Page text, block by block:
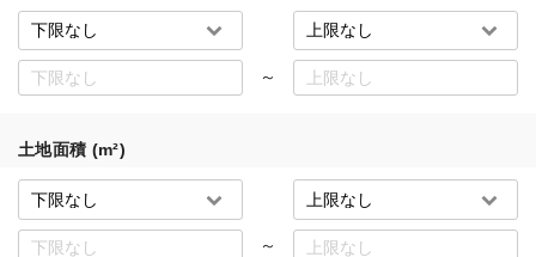
～
土地面積 (m²)
～